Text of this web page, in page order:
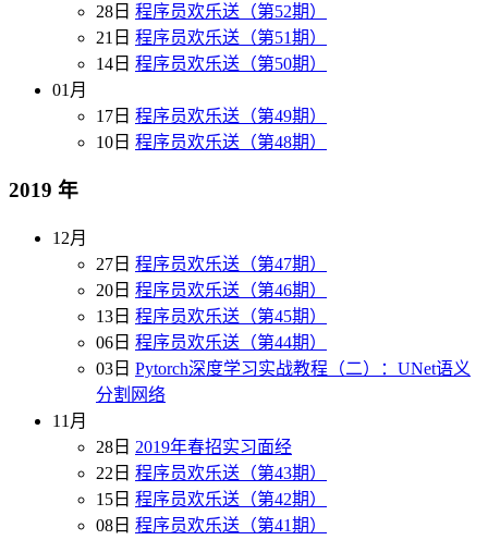
28日 程序员欢乐送（第52期）
21日 程序员欢乐送（第51期）
14日 程序员欢乐送（第50期）
01月
17日 程序员欢乐送（第49期）
10日 程序员欢乐送（第48期）
2019 年
12月
27日 程序员欢乐送（第47期）
20日 程序员欢乐送（第46期）
13日 程序员欢乐送（第45期）
06日 程序员欢乐送（第44期）
03日 Pytorch深度学习实战教程（二）：UNet语义
分割网络
11月
28日 2019年春招实习面经
22日 程序员欢乐送（第43期）
15日 程序员欢乐送（第42期）
08日 程序员欢乐送（第41期）